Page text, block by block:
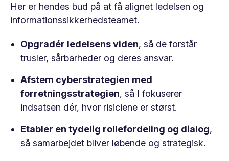
Her er hendes bud på at få alignet ledelsen og
informationssikkerhedsteamet.
Opgradér ledelsens viden, så de forstår
trusler, sårbarheder og deres ansvar.
Afstem cyberstrategien med
forretningsstrategien, så I fokuserer
indsatsen dér, hvor risiciene er størst.
Etabler en tydelig rollefordeling og dialog,
så samarbejdet bliver løbende og strategisk.